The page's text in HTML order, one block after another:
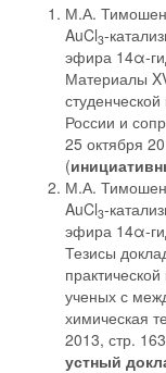
М.А.
AuCl3-
эфира 14α-
Материалы
России и
25 октября
(
М.А.
AuCl3-
эфира 14α-
Тезисы
ученых с
химическая
2013, стр.
устный